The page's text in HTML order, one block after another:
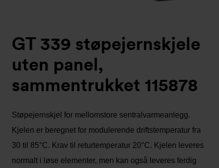
GT 339 støpejernskjele
uten panel,
sammentrukket 115878
Støpejernskjel for mellomstore sentralvarmeanlegg.
Kjelen er beregnet for modulerende driftstemperatur fra
30 til 85°C. Krav til returtemperatur 20°C. Kjelen leveres
normalt i løse elementer, men kan også leveres ferdig